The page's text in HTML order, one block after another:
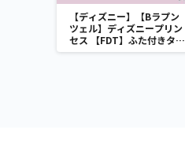
【ディズニー】【Bラプン
ツェル】ディズニープリン
セス 【FDT】ふた付きタン
ブラー